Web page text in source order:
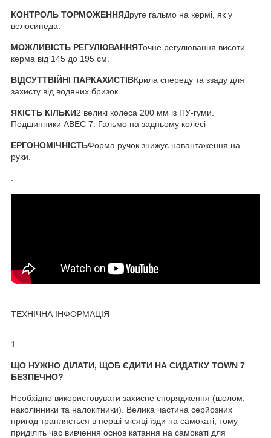
КОНТРОЛЬ ТОРМОЖЕННЯДруге гальмо на кермі, як у
велосипеда.
МОЖЛИВІСТЬ РЕГУЛЮВАННЯТочне регулювання висоти
керма від 145 до 195 см.
ВІДСУТТВІЙНІ ПАРКАХИСТІВКрила спереду та ззаду для
захисту від водяних бризок.
ЯКІСТЬ КІЛЬКИ2 великі колеса 200 мм із ПУ-гуми.
Подшипники ABEC 7. Гальмо на задньому колесі
ЕРГОНОМІЧНІСТЬФорма ручок знижує навантаження на
руки.
ТЕХНІЧНА ІНФОРМАЦІЯ
1
ЩО НУЖНО ДІЛАТИ, ЩОБ ЄДИТИ НА СИДАТКУ TOWN 7
БЕЗПЕЧНО?
Необхідно використовувати захисне спорядження (шолом,
наколінники та налокітники). Велика частина серйозних
пригод трапляється в перші місяці їзди на самокаті, тому
приділіть час вивчення основ катання на самокаті для